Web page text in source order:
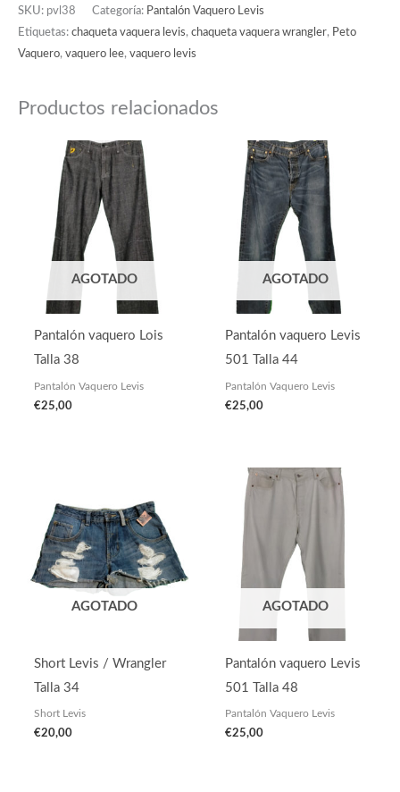
SKU: pvl38 Categoría: Pantalón Vaquero Levis
Etiquetas: chaqueta vaquera levis, chaqueta vaquera wrangler, Peto
Vaquero, vaquero lee, vaquero levis
Productos relacionados
AGOTADO
Pantalón vaquero Lois
Talla 38
Pantalón Vaquero Levis
€25,00
AGOTADO
Pantalón vaquero Levis
501 Talla 44
Pantalón Vaquero Levis
€25,00
AGOTADO
Short Levis / Wrangler
Talla 34
Short Levis
€20,00
AGOTADO
Pantalón vaquero Levis
501 Talla 48
Pantalón Vaquero Levis
€25,00